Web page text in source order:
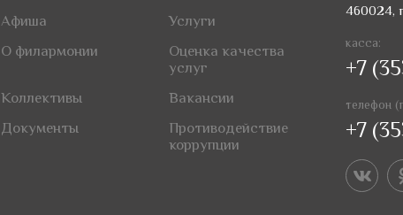
Афиша
Услуги
О филармонии
Оценка качества
услуг
Коллективы
Вакансии
Документы
Противодействие
коррупции
460024,
касса:
+7
телефон
+7